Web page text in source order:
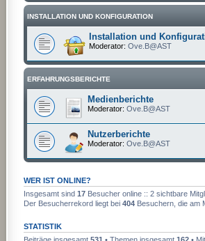
INSTALLATION UND KONFIGURATION
Installation und
Moderator: Ove.B@AST
ERFAHRUNGSBERICHTE
Medienberichte
Moderator: Ove.B@AST
Nutzerberichte
Moderator: Ove.B@AST
WER IST ONLINE?
Insgesamt sind 17Besucher online :: 2 sichtbare
Der Besucherrekord liegt bei 404Besuchern, die am
STATISTIK